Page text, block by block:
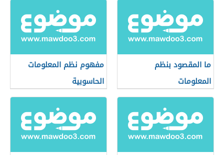
ما المقصود بنظم
المعلومات
مفهوم نظم المعلومات
الحاسوبية